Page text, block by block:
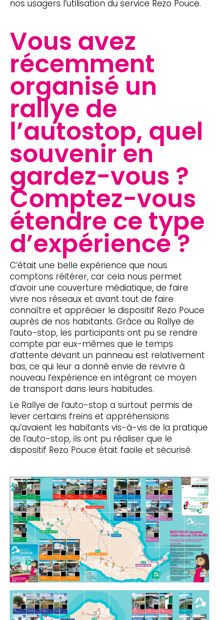
nos usagers l’utilisation du service Rezo Pouce.
Vous avez
récemment
organisé un
rallye de
l’autostop, quel
souvenir en
gardez-vous ?
Comptez-vous
étendre ce type
d’expérience ?
C’était une belle expérience que nous
comptons réitérer, car cela nous permet
d’avoir une couverture médiatique, de faire
vivre nos réseaux et avant tout de faire
connaître et apprécier le dispositif Rezo Pouce
auprès de nos habitants. Grâce au Rallye de
l’auto-stop, les participants ont pu se rendre
compte par eux-mêmes que le temps
d’attente devant un panneau est relativement
bas, ce qui leur a donné envie de revivre à
nouveau l’expérience en intégrant ce moyen
de transport dans leurs habitudes.
Le Rallye de l’auto-stop a surtout permis de
lever certains freins et appréhensions
qu’avaient les habitants vis-à-vis de la pratique
de l’auto-stop, ils ont pu réaliser que le
dispositif Rezo Pouce était facile et sécurisé.